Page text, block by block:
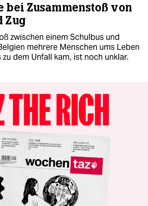
bei Zusammenstoß von
Zug
zwischen einem Schulbus und
mehrere Menschen ums Leben
dem Unfall kam, ist noch unklar.